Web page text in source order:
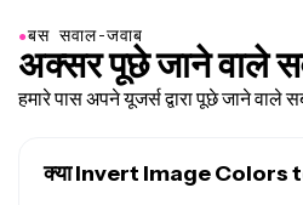
●बस सवाल-जवाब
अक्सर पूछे जाने वाले
हमारे पास अपने यूजर्स द्वारा पूछे जाने
क्या Invert Image Colors